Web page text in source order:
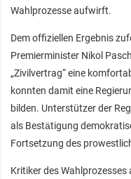
Wahlprozesse aufwirft.
Dem offiziellen Ergebnis
Premierminister Nikol
„Zivilvertrag“ eine
konnten damit eine
bilden. Unterstützer der
als Bestätigung
Fortsetzung des
Kritiker des